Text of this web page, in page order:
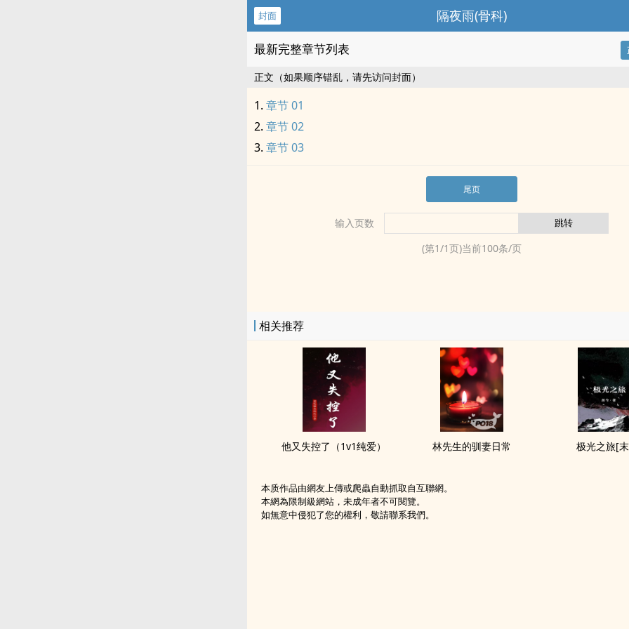
封面 隔夜雨(骨科)
最新完整章节列表
正文（如果顺序错乱，请先访问封面）
章节 01
章节 02
章节 03
尾页
输入页数
(第1/1页)当前100条/页
相关推荐
他又失控了（‌1‌‎‎v‌1‍‍‌纯爱） 林先生的驯妻日常 极光之旅[
本质作品由網友上傳或爬蟲自動抓取自互聯網。
本網為限制級網站，未成年者不可閱覽。
如無意中侵犯了您的權利，敬請聯系我們。